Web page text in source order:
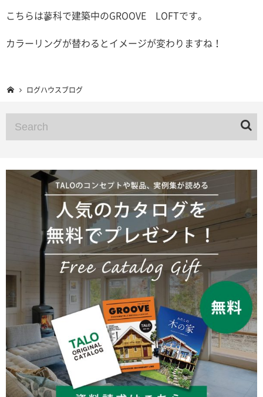
こちらは蓼科で建築中のGROOVE LOFTです。
カラーリングが替わるとイメージが変わりますね！
ログハウスブログ